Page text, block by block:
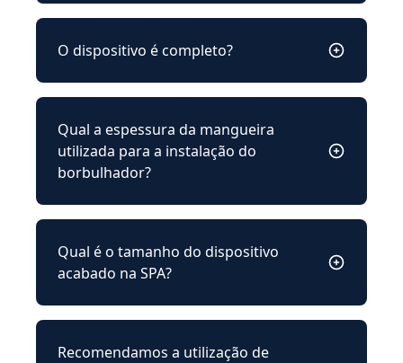
O dispositivo é completo?
Qual a espessura da mangueira
utilizada para a instalação do
borbulhador?
Qual é o tamanho do dispositivo
acabado na SPA?
Recomendamos a utilização de